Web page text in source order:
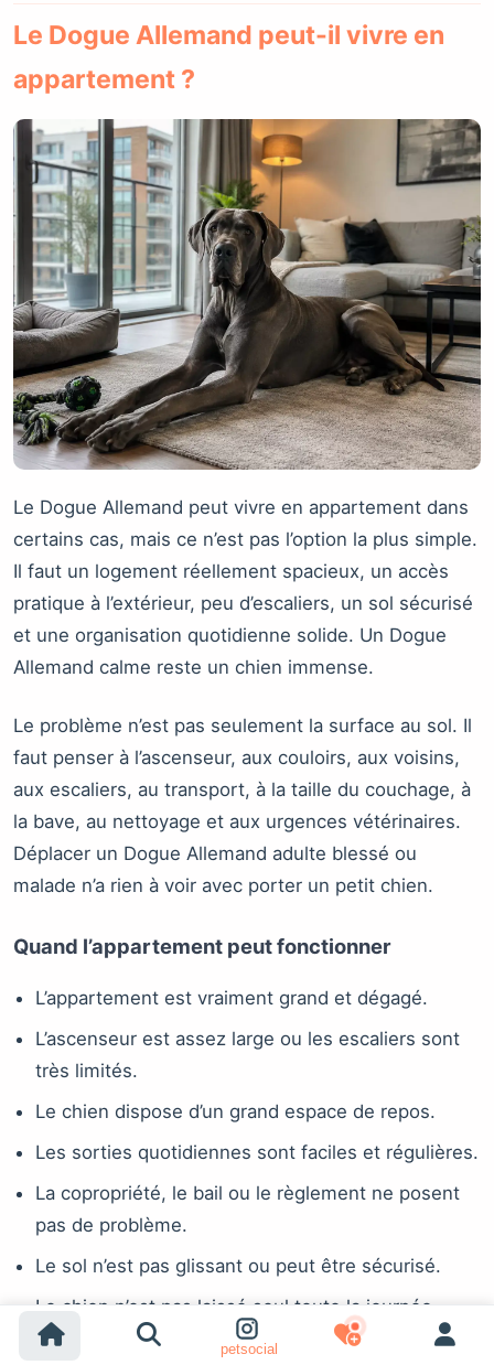
petsocial
Le Dogue Allemand peut-il vivre en
appartement ?
Le Dogue Allemand peut vivre en appartement dans
certains cas, mais ce n’est pas l’option la plus simple.
Il faut un logement réellement spacieux, un accès
pratique à l’extérieur, peu d’escaliers, un sol sécurisé
et une organisation quotidienne solide. Un Dogue
Allemand calme reste un chien immense.
Le problème n’est pas seulement la surface au sol. Il
faut penser à l’ascenseur, aux couloirs, aux voisins,
aux escaliers, au transport, à la taille du couchage, à
la bave, au nettoyage et aux urgences vétérinaires.
Déplacer un Dogue Allemand adulte blessé ou
malade n’a rien à voir avec porter un petit chien.
Quand l’appartement peut fonctionner
L’appartement est vraiment grand et dégagé.
L’ascenseur est assez large ou les escaliers sont
très limités.
Le chien dispose d’un grand espace de repos.
Les sorties quotidiennes sont faciles et régulières.
La copropriété, le bail ou le règlement ne posent
pas de problème.
Le sol n’est pas glissant ou peut être sécurisé.
Le chien n’est pas laissé seul toute la journée.